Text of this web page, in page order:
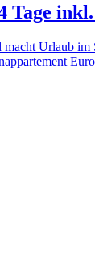
Tage
Urlaub